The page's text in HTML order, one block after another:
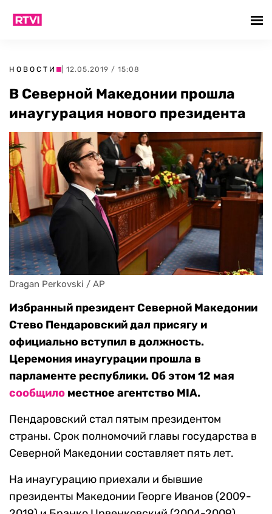
НОВОСТИ | 12.05.2019 / 15:08
В Северной Македонии прошла
инаугурация нового президента
Dragan Perkovski / AP
Избранный президент Северной Македонии
Стево Пендаровский дал присягу и
официально вступил в должность.
Церемония инаугурации прошла в
парламенте республики. Об этом 12 мая
сообщило местное агентство MIA.
Пендаровский стал пятым президентом
страны. Срок полномочий главы государства в
Северной Македонии составляет пять лет.
На инаугурацию приехали и бывшие
президенты Македонии Георге Иванов (2009-